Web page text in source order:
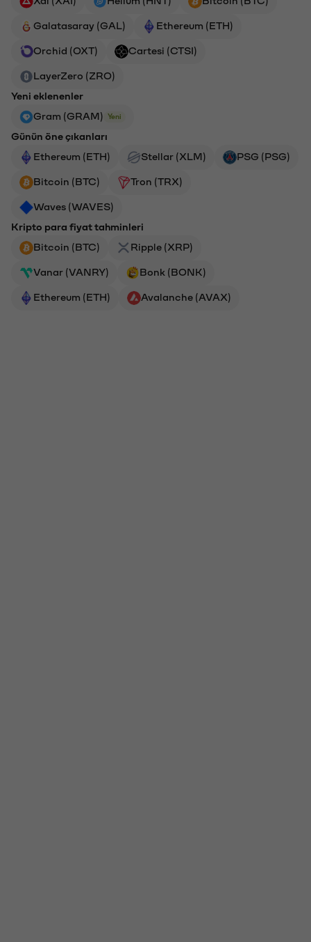
Galatasaray (GAL) Ethereum (ETH)
Orchid (OXT) Cartesi (CTSI)
LayerZero (ZRO)
Yeni eklenenler
Gram (GRAM)
Yeni
Günün öne çıkanları
Ethereum (ETH)
Stellar (XLM) PSG (PSG)
Bitcoin (BTC) Tron (TRX)
Waves (WAVES)
Kripto para fiyat tahminleri
Bitcoin (BTC)
Ripple (XRP)
Vanar (VANRY) Bonk (BONK)
Ethereum (ETH) Avalanche (AVAX)